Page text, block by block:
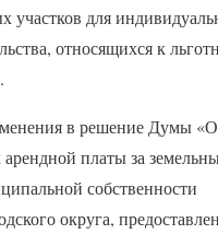
участков для
относящихся к
в решение Думы
платы за
собственности
округа,